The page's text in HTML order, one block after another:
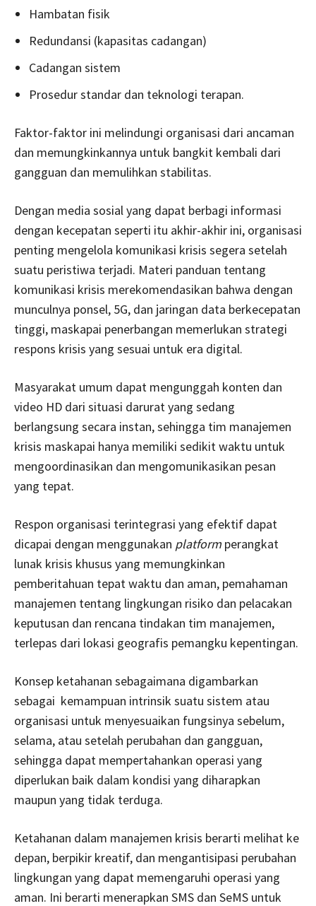
Hambatan fisik
Redundansi (kapasitas cadangan)
Cadangan sistem
Prosedur standar dan teknologi terapan.
Faktor-faktor ini melindungi organisasi dari ancaman
dan memungkinkannya untuk bangkit kembali dari
gangguan dan memulihkan stabilitas.
Dengan media sosial yang dapat berbagi informasi
dengan kecepatan seperti itu akhir-akhir ini, organisasi
penting mengelola komunikasi krisis segera setelah
suatu peristiwa terjadi. Materi panduan tentang
komunikasi krisis merekomendasikan bahwa dengan
munculnya ponsel, 5G, dan jaringan data berkecepatan
tinggi, maskapai penerbangan memerlukan strategi
respons krisis yang sesuai untuk era digital.
Masyarakat umum dapat mengunggah konten dan
video HD dari situasi darurat yang sedang
berlangsung secara instan, sehingga tim manajemen
krisis maskapai hanya memiliki sedikit waktu untuk
mengoordinasikan dan mengomunikasikan pesan
yang tepat.
Respon organisasi terintegrasi yang efektif dapat
dicapai dengan menggunakan platform perangkat
lunak krisis khusus yang memungkinkan
pemberitahuan tepat waktu dan aman, pemahaman
manajemen tentang lingkungan risiko dan pelacakan
keputusan dan rencana tindakan tim manajemen,
terlepas dari lokasi geografis pemangku kepentingan.
Konsep ketahanan sebagaimana digambarkan
sebagai kemampuan intrinsik suatu sistem atau
organisasi untuk menyesuaikan fungsinya sebelum,
selama, atau setelah perubahan dan gangguan,
sehingga dapat mempertahankan operasi yang
diperlukan baik dalam kondisi yang diharapkan
maupun yang tidak terduga.
Ketahanan dalam manajemen krisis berarti melihat ke
depan, berpikir kreatif, dan mengantisipasi perubahan
lingkungan yang dapat memengaruhi operasi yang
aman. Ini berarti menerapkan SMS dan SeMS untuk